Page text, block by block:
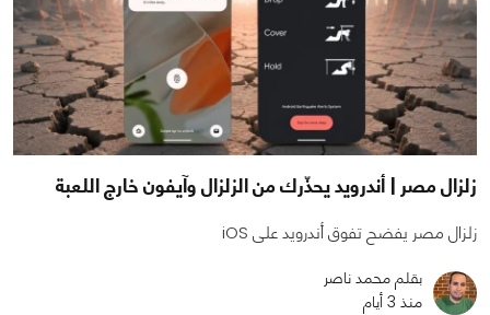
زلزال مصر | أندرويد يحذّرك من الزلزال وآيفون خارج اللعبة
زلزال مصر يفضح تفوق أندرويد على iOS
بقلم محمد ناصر
منذ 3 أيام